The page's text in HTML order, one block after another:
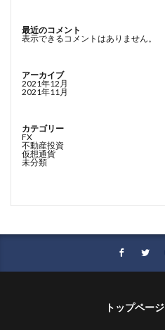
最近のコメント
表示できるコメントはありません。
アーカイブ
2021年12月
2021年11月
カテゴリー
FX
不動産投資
仮想通貨
未分類
トップページ